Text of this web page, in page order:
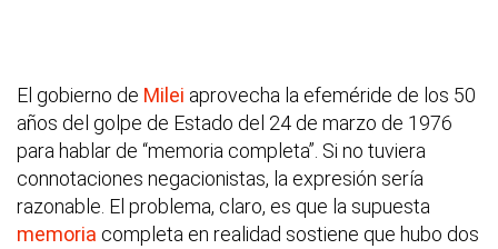
El gobierno de Milei aprovecha la efeméride de los 50
años del golpe de Estado del 24 de marzo de 1976
para hablar de “memoria completa”. Si no tuviera
connotaciones negacionistas, la expresión sería
razonable. El problema, claro, es que la supuesta
memoria completa en realidad sostiene que hubo dos